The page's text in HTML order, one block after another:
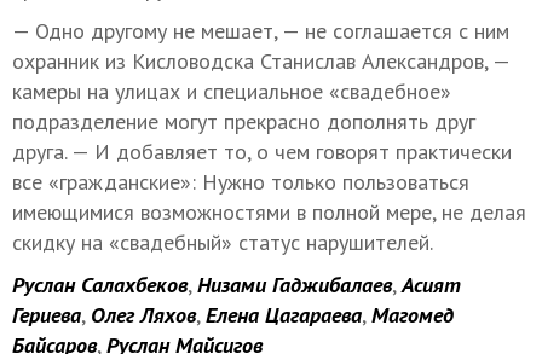
— Одно другому не мешает, — не соглашается с ним
охранник из Кисловодска Станислав Александров, —
камеры на улицах и специальное «свадебное»
подразделение могут прекрасно дополнять друг
друга. — И добавляет то, о чем говорят практически
все «гражданские»: Нужно только пользоваться
имеющимися возможностями в полной мере, не делая
скидку на «свадебный» статус нарушителей.
Руслан Салахбеков,Низами Гаджибалаев,Асият
Гериева, Олег Ляхов,Елена Цагараева,Магомед
Байсаров,Руслан Майсигов